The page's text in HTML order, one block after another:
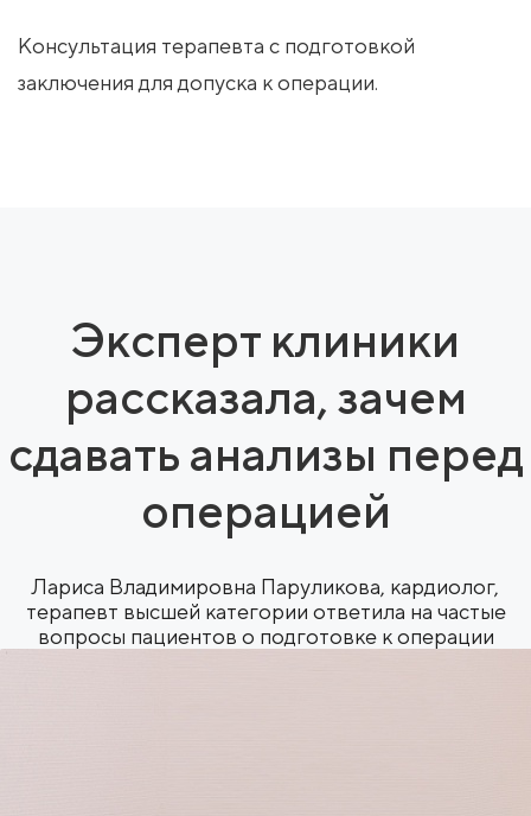
Консультация терапевта с подготовкой
заключения для допуска к операции.
Эксперт клиники
рассказала, зачем
сдавать анализы перед
операцией
Лариса Владимировна Паруликова, кардиолог,
терапевт высшей категории ответила на частые
вопросы пациентов о подготовке к операции